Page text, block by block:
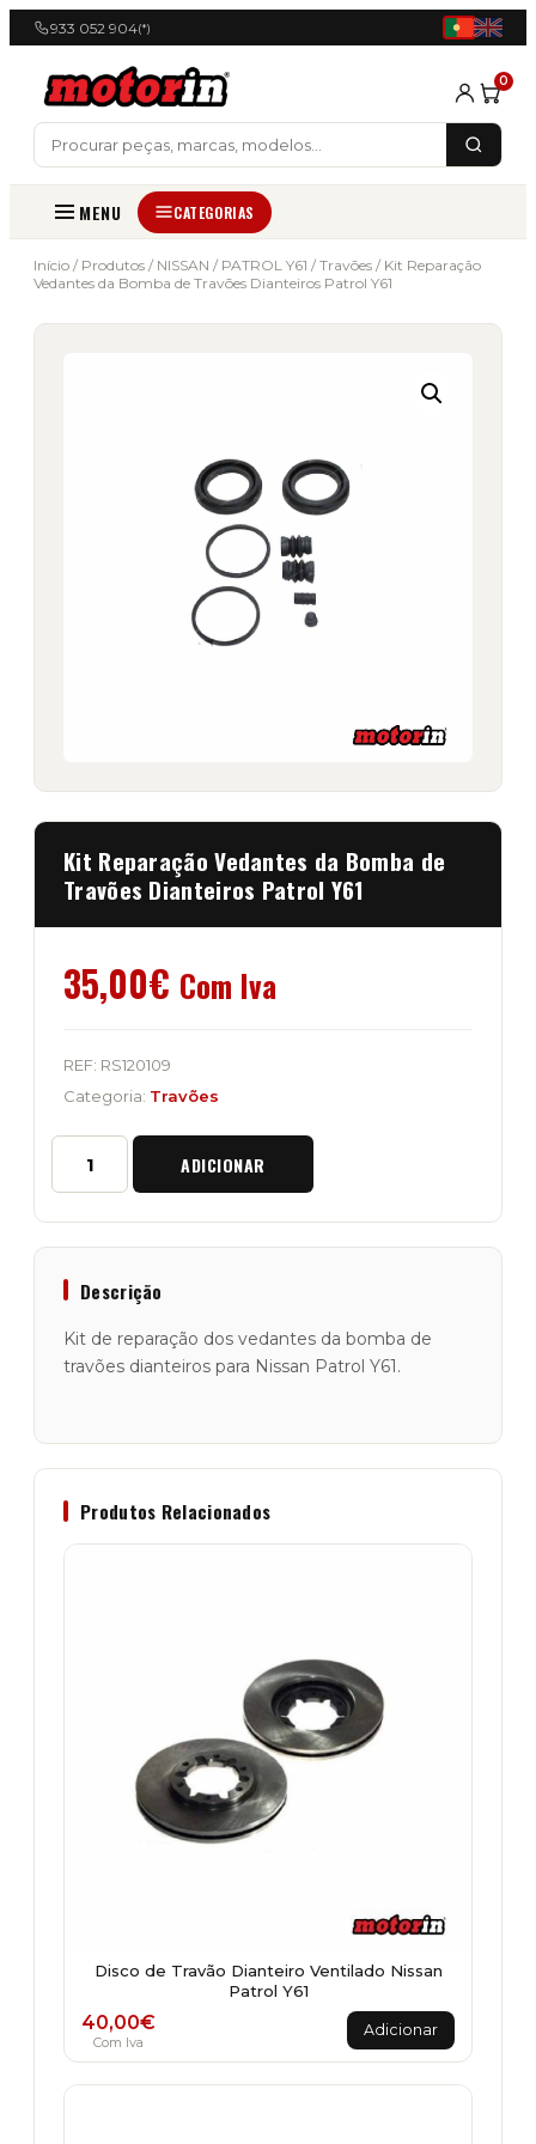
933 052 904(*)
0
MENU CATEGORIAS
Início / Produtos / NISSAN / PATROL Y61 / Travões / Kit Reparação
Vedantes da Bomba de Travões Dianteiros Patrol Y61
Kit Reparação Vedantes da Bomba de
Travões Dianteiros Patrol Y61
35,00€ Com Iva
REF: RS120109
Categoria: Travões
Quantidade
Kit
Bomba
de
Travões
Dianteiros
Patrol
ADICIONAR
Descrição
Kit de reparação dos vedantes da bomba de
travões dianteiros para Nissan Patrol Y61.
Produtos Relacionados
Disco de Travão Dianteiro Ventilado Nissan
Patrol Y61
40,00€
Com Iva
Adicionar